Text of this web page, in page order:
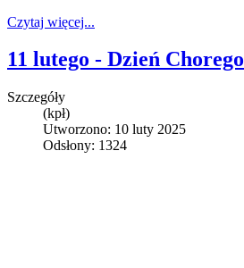
Czytaj więcej...
11 lutego - Dzień Chorego
Szczegóły
(kpł)
Utworzono: 10 luty 2025
Odsłony: 1324